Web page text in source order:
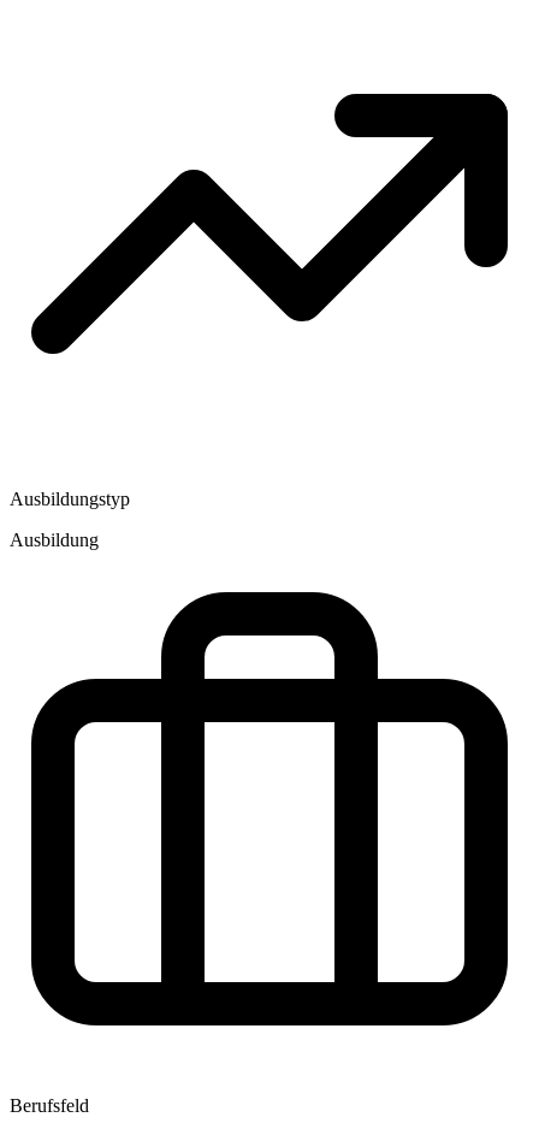
Ausbildungstyp
Ausbildung
Berufsfeld